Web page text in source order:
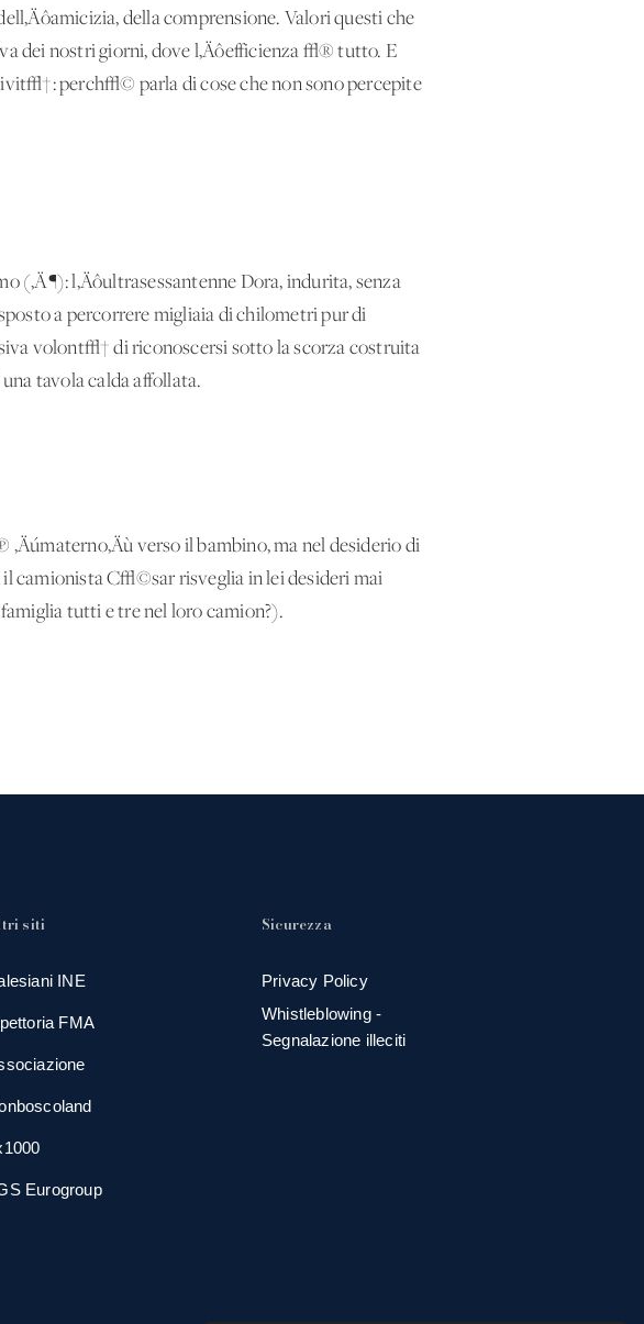
della comprensione. Valori questi che
dei nostri giorni, dove l‚Äôefficienza √® tutto. E
perch√© parla di cose che non sono percepite
(‚Ä¶): l‚Äôultrasessantenne Dora, indurita, senza
a percorrere migliaia di chilometri pur di
volont√† di riconoscersi sotto la scorza costruita
tavola calda affollata.
verso il bambino, ma nel desiderio di
il camionista C√©sar risveglia in lei desideri mai
tutti e tre nel loro camion?).
siti
INE
FMA
Eurogroup
Sicurezza
Privacy Policy
Whistleblowing -
Segnalazione illeciti